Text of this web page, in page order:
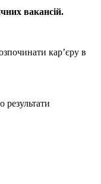
вакансій.
кар’єру в
результати